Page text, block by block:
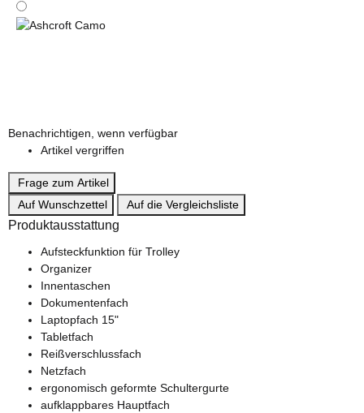
Benachrichtigen, wenn verfügbar
Artikel vergriffen
Frage zum Artikel
Auf Wunschzettel
Auf die Vergleichsliste
Produktausstattung
Aufsteckfunktion für Trolley
Organizer
Innentaschen
Dokumentenfach
Laptopfach 15"
Tabletfach
Reißverschlussfach
Netzfach
ergonomisch geformte Schultergurte
aufklappbares Hauptfach